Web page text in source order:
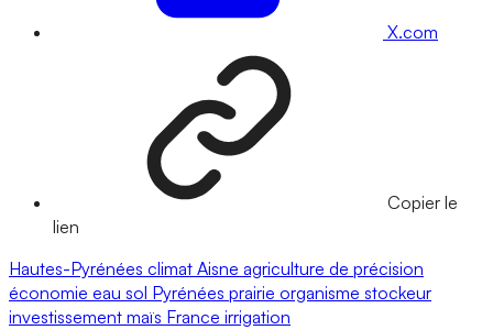
X.com
Copier le
lien
Hautes-Pyrénées climat Aisne agriculture de précision
économie eau sol Pyrénées prairie organisme stockeur
investissement maïs France irrigation